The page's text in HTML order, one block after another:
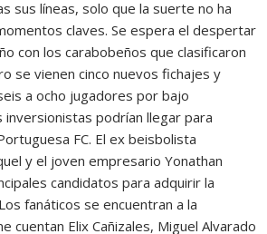
sus líneas, solo que la suerte no ha
claves. Se espera el despertar
con los carabobeños que clasificaron
se vienen cinco nuevos fichajes y
a ocho jugadores por bajo
podrían llegar para
FC. El ex beisbolista
y el joven empresario Yonathan
candidatos para adquirir la
fanáticos se encuentran a la
cuentan Elix Cañizales, Miguel Alvarado